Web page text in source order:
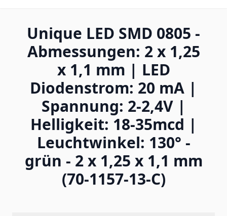
Unique LED SMD 0805 -
Abmessungen: 2 x 1,25
x 1,1 mm | LED
Diodenstrom: 20 mA |
Spannung: 2-2,4V |
Helligkeit: 18-35mcd |
Leuchtwinkel: 130° -
grün - 2 x 1,25 x 1,1 mm
(70-1157-13-C)